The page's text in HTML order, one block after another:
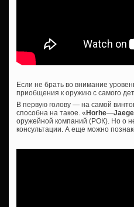
Если не брать во внимание
приобщения к оружию с самого
В первую голову — на самой
способна на такое. « Horhe—
оружейной компаний (РОК). Но о
консультации. А еще можно